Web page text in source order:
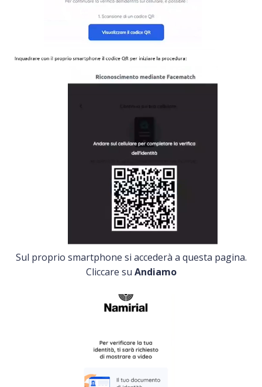
Sul proprio smartphone si accederà a questa pagina.
Cliccare su Andiamo